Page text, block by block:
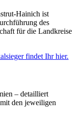
Hainich ist
des
für die Landkreise
findet Ihr hier.
– detailliert
den jeweiligen